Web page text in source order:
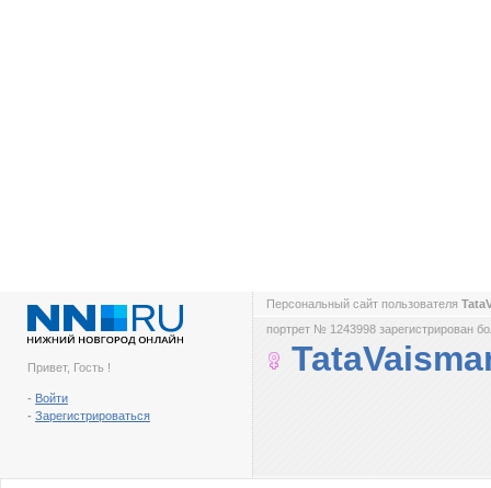
Привет, Гость !
- Войти
- Зарегистрироваться
Персональный сайт пользователя
портрет № 1243998 зарегистрирован